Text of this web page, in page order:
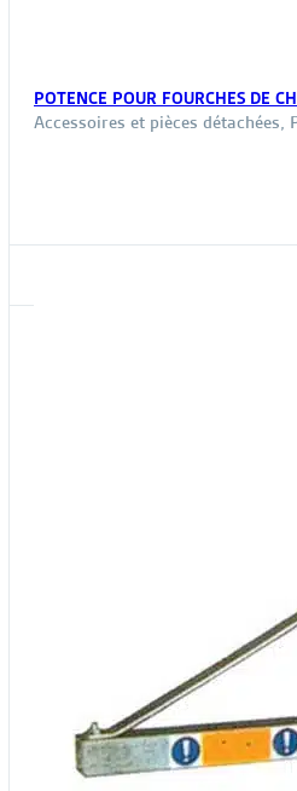
POTENCE POUR FOURCHES DE
Accessoires et pièces détachées,